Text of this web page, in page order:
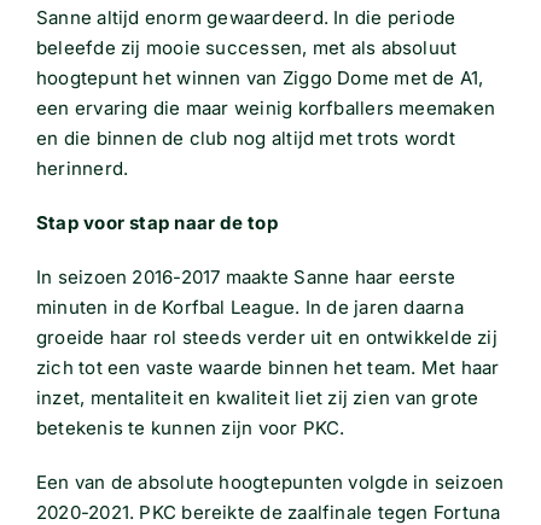
Sanne altijd enorm gewaardeerd. In die periode
beleefde zij mooie successen, met als absoluut
hoogtepunt het winnen van Ziggo Dome met de A1,
een ervaring die maar weinig korfballers meemaken
en die binnen de club nog altijd met trots wordt
herinnerd.
Stap voor stap naar de top
In seizoen 2016-2017 maakte Sanne haar eerste
minuten in de Korfbal League. In de jaren daarna
groeide haar rol steeds verder uit en ontwikkelde zij
zich tot een vaste waarde binnen het team. Met haar
inzet, mentaliteit en kwaliteit liet zij zien van grote
betekenis te kunnen zijn voor PKC.
Een van de absolute hoogtepunten volgde in seizoen
2020-2021. PKC bereikte de zaalfinale tegen Fortuna